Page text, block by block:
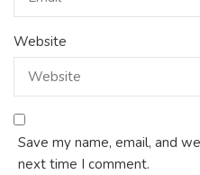
Website
Save my name, email, and
next time I comment.